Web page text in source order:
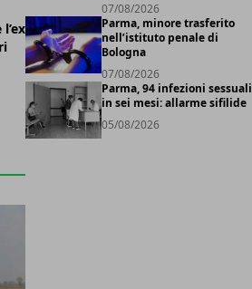
07/08/2026
Parma, minore trasferito
nell’istituto penale di
Bologna
07/08/2026
Parma, 94 infezioni sessuali
in sei mesi: allarme sifilide
05/08/2026